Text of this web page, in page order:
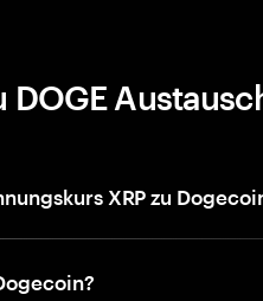
DOGE
XRP zu